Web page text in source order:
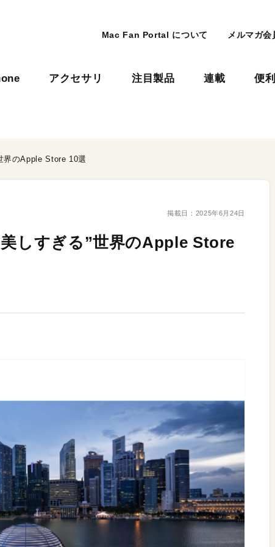
Mac Fan Portal について メルマガ会
アクセサリ 注目製品 連載 便
界のApple Store 10選
掲載日： 2025年6月24日
しすぎる”世界のApple Store